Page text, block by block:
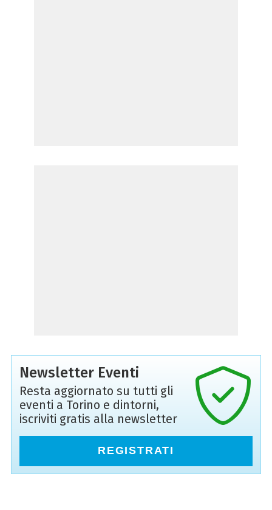
Newsletter Eventi
Resta aggiornato su tutti gli
eventi a Torino e dintorni,
iscriviti gratis alla newsletter
REGISTRATI